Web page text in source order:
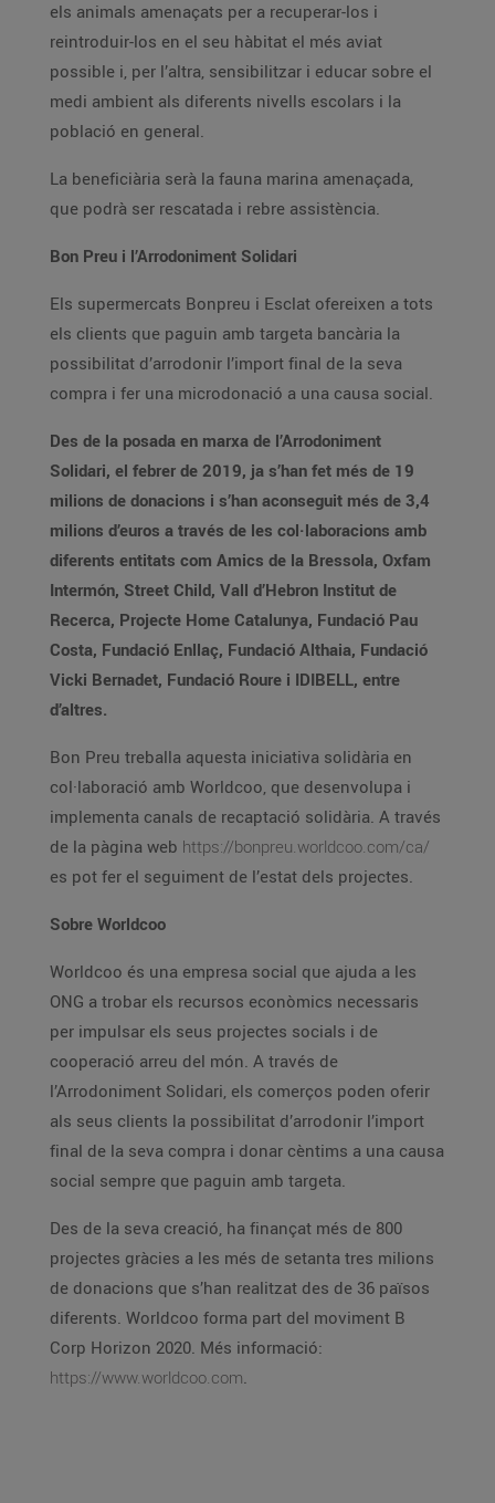
els animals amenaçats per a recuperar-los i
reintroduir-los en el seu hàbitat el més aviat
possible i, per l’altra, sensibilitzar i educar sobre el
medi ambient als diferents nivells escolars i la
població en general.
La beneficiària serà la fauna marina amenaçada,
que podrà ser rescatada i rebre assistència.
Bon Preu i l’Arrodoniment Solidari
Els supermercats Bonpreu i Esclat ofereixen a tots
els clients que paguin amb targeta bancària la
possibilitat d’arrodonir l’import final de la seva
compra i fer una microdonació a una causa social.
Des de la posada en marxa de l’Arrodoniment
Solidari, el febrer de 2019, ja s’han fet més de 19
milions de donacions i s’han aconseguit més de 3,4
milions d’euros a través de les col·laboracions amb
diferents entitats com Amics de la Bressola, Oxfam
Intermón, Street Child, Vall d’Hebron Institut de
Recerca, Projecte Home Catalunya, Fundació Pau
Costa, Fundació Enllaç, Fundació Althaia, Fundació
Vicki Bernadet, Fundació Roure i IDIBELL, entre
d’altres.
Bon Preu treballa aquesta iniciativa solidària en
col·laboració amb Worldcoo, que desenvolupa i
implementa canals de recaptació solidària. A través
de la pàgina web https://bonpreu.worldcoo.com/ca/
es pot fer el seguiment de l’estat dels projectes.
Sobre Worldcoo
Worldcoo és una empresa social que ajuda a les
ONG a trobar els recursos econòmics necessaris
per impulsar els seus projectes socials i de
cooperació arreu del món. A través de
l’Arrodoniment Solidari, els comerços poden oferir
als seus clients la possibilitat d’arrodonir l’import
final de la seva compra i donar cèntims a una causa
social sempre que paguin amb targeta.
Des de la seva creació, ha finançat més de 800
projectes gràcies a les més de setanta tres milions
de donacions que s’han realitzat des de 36 països
diferents. Worldcoo forma part del moviment B
Corp Horizon 2020. Més informació:
https://www.worldcoo.com.